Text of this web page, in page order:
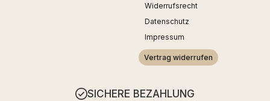
Widerrufsrecht
Datenschutz
Impressum
Vertrag widerrufen
SICHERE BEZAHLUNG